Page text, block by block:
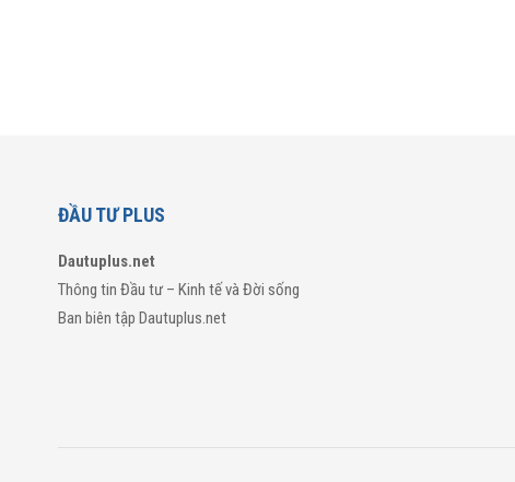
ĐẦU TƯ PLUS
Dautuplus.net
Thông tin Đầu tư – Kinh tế và Đời sống
Ban biên tập Dautuplus.net